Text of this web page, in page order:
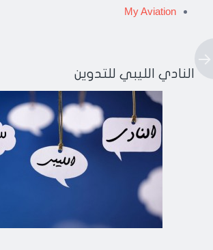
My Aviation
النادي الليبي للتدوين